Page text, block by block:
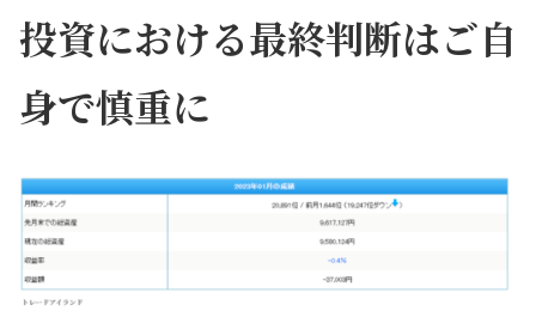
投資における最終判断はご自
身で慎重に